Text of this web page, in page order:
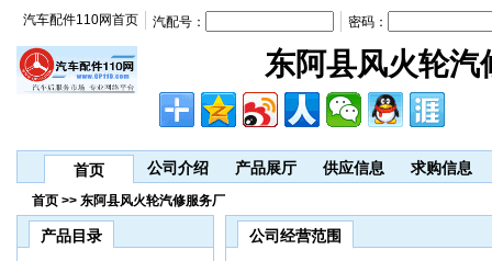
东阿县风火轮汽
汽车配件110网首页 汽配号： 密码：
首页 公司介绍 产品展厅 供应信息 求购信息
首页 >> 东阿县风火轮汽修服务厂
产品目录 公司经营范围